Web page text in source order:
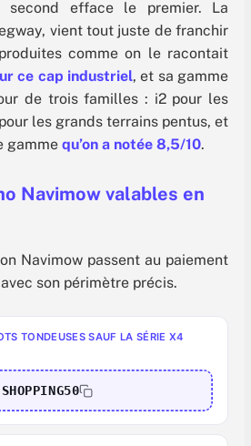
efface le premier. La
vient tout juste de franchir
comme on le racontait
ce cap industriel, et sa gamme
de trois familles : i2 pour les
les grands terrains pentus, et
gamme qu’on a notée 8,5/10.
Navimow valables en
Navimow passent au paiement
son périmètre précis.
TONDEUSES SAUF LA SÉRIE X4
SHOPPING50